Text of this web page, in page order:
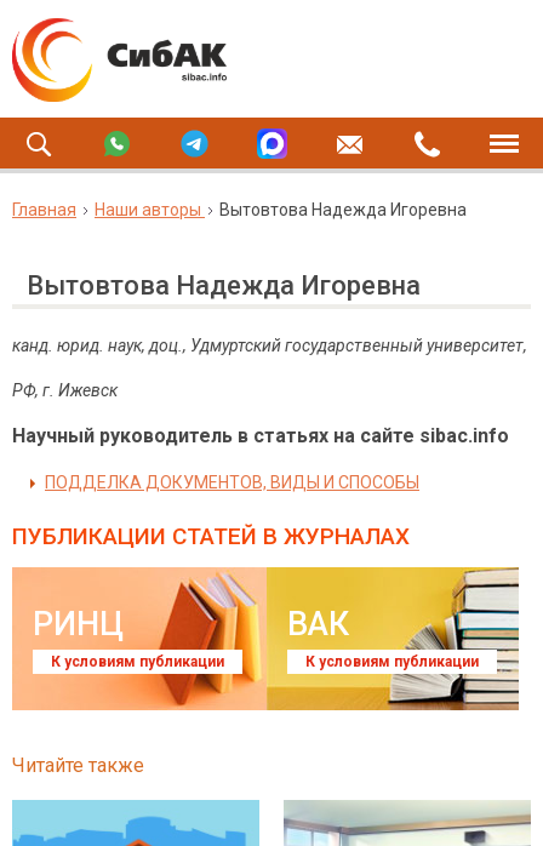
Главная Наши авторы Вытовтова Надежда Игоревна
Вытовтова Надежда Игоревна
канд. юрид. наук, доц., Удмуртский государственный университет,
РФ, г. Ижевск
Научный руководитель в статьях на сайте sibac.info
ПОДДЕЛКА ДОКУМЕНТОВ, ВИДЫ И СПОСОБЫ
ПУБЛИКАЦИИ СТАТЕЙ В ЖУРНАЛАХ
РИНЦ
К условиям публикации
ВАК
К условиям публикации
Читайте также